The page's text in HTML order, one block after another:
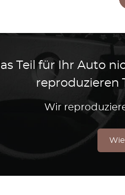
Teil für Ihr Auto
reproduzieren
Wir